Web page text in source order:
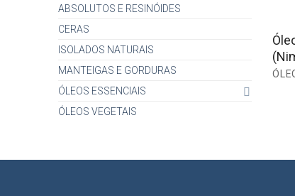
ABSOLUTOS E RESINÓIDES
CERAS
ISOLADOS NATURAIS
MANTEIGAS E GORDURAS
ÓLEOS ESSENCIAIS
ÓLEOS VEGETAIS